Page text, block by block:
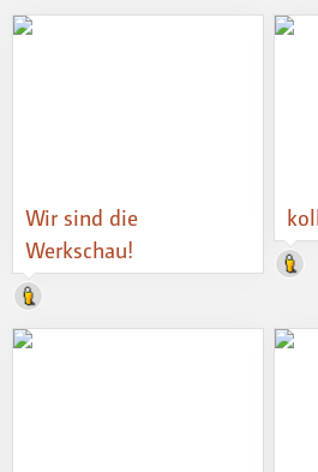
Wir sind die
Werkschau!